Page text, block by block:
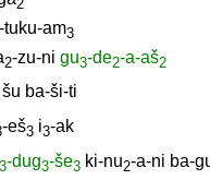
2
tuku-am3
2-zu-ni gu3-de2-a-aš2
šu ba-ši-ti
-eš3 i3-ak
3-dug3-še3 ki-nu2-a-ni ba-